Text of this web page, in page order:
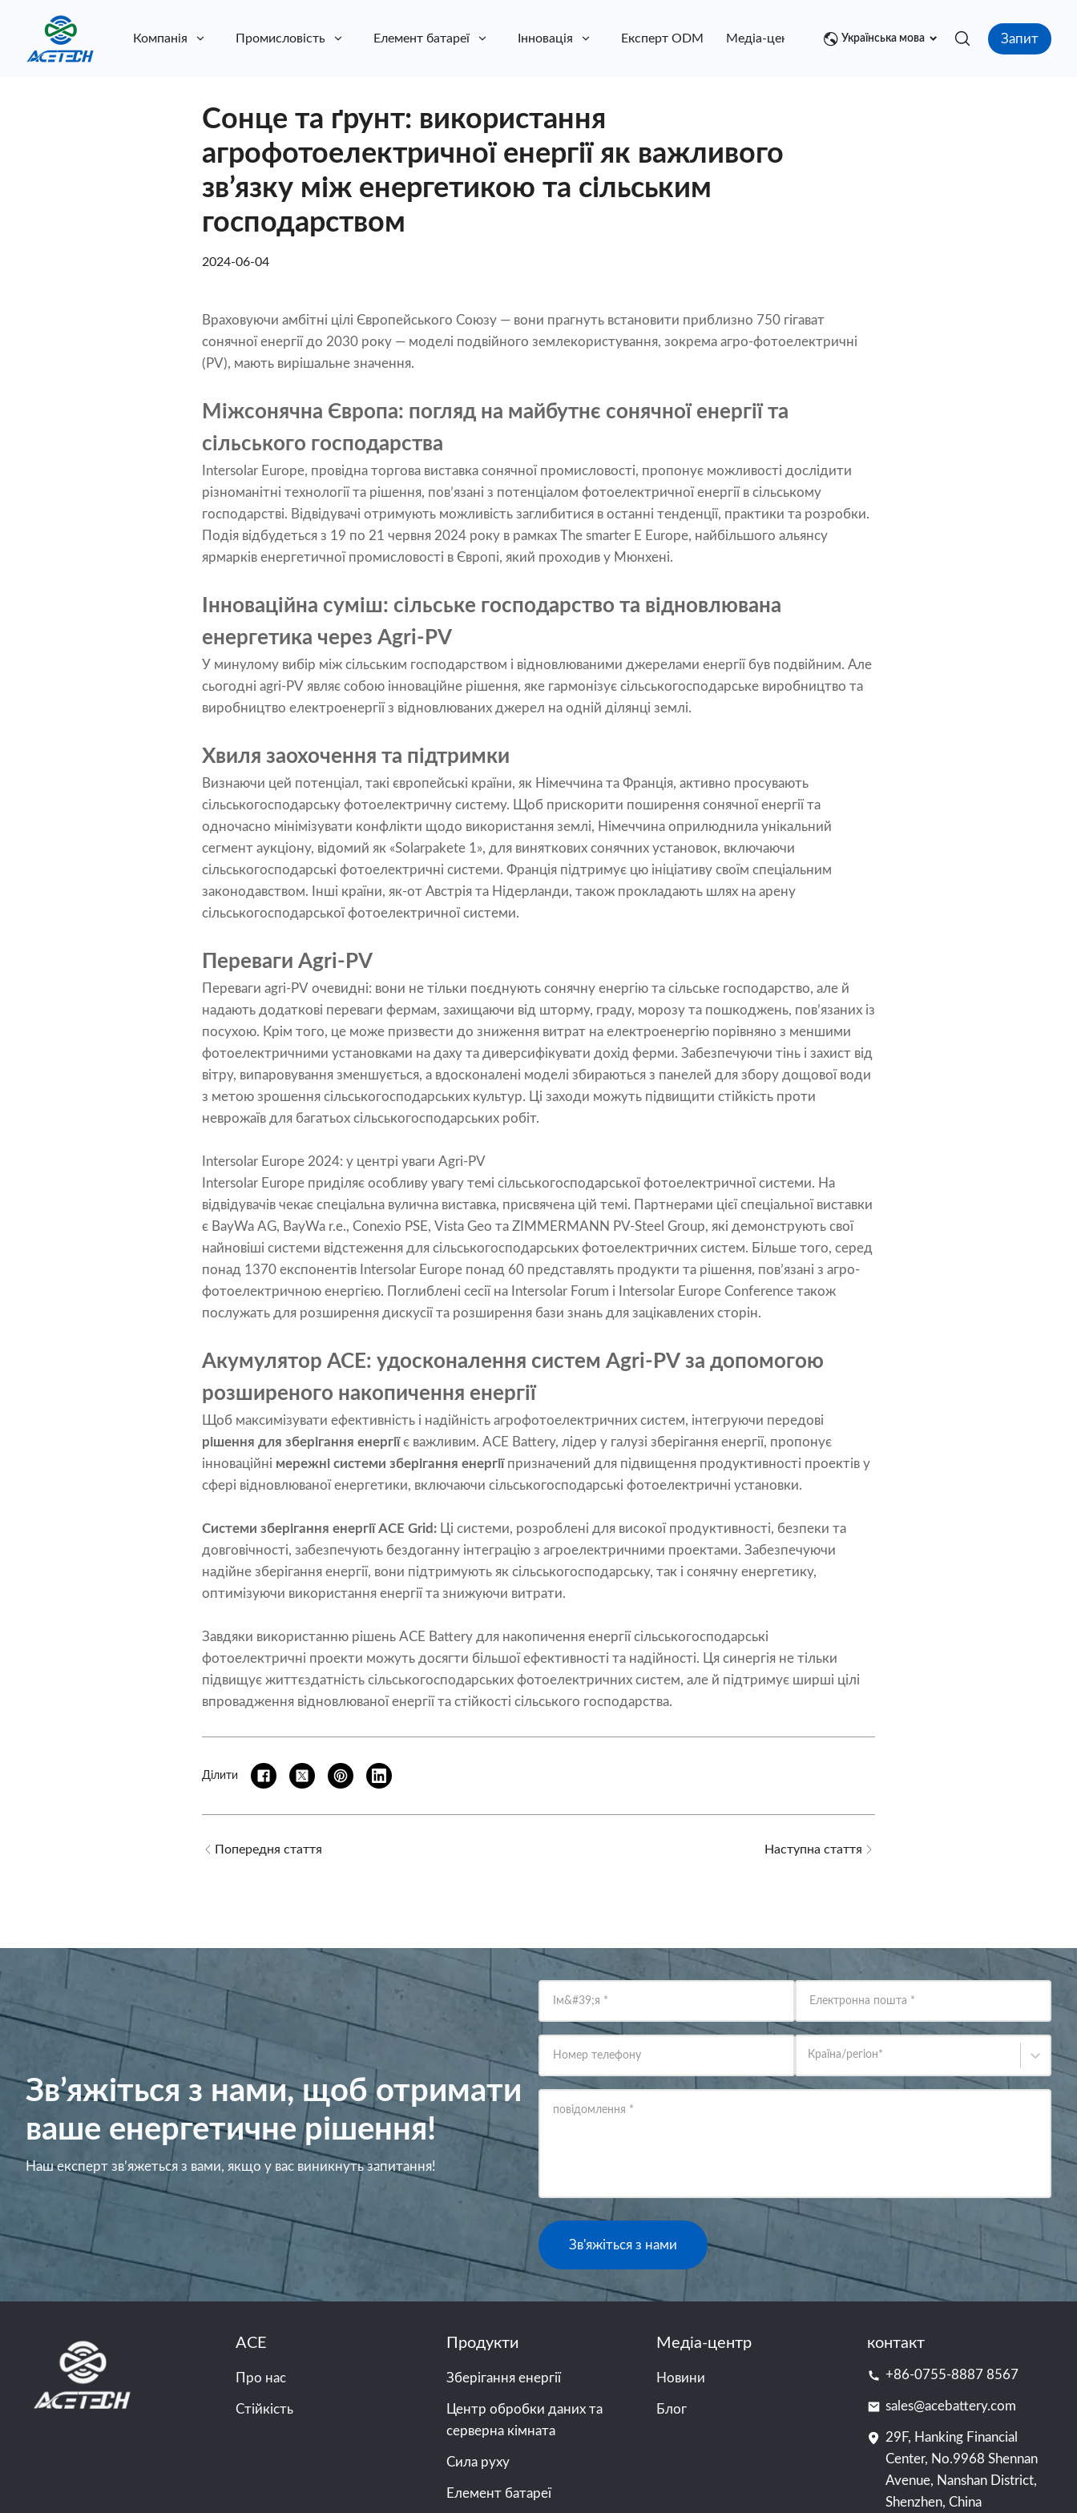
Компанія Промисловість Елемент батареї Інновація Експерт ODM Медіа-центр контакт
Українська мова Запит
Сонце та ґрунт: використання
агрофотоелектричної енергії як важливого
зв’язку між енергетикою та сільським
господарством
2024-06-04
Враховуючи амбітні цілі Європейського Союзу — вони прагнуть встановити приблизно 750 гігават
сонячної енергії до 2030 року — моделі подвійного землекористування, зокрема агро-фотоелектричні
(PV), мають вирішальне значення.
Міжсонячна Європа: погляд на майбутнє сонячної енергії та
сільського господарства
Intersolar Europe, провідна торгова виставка сонячної промисловості, пропонує можливості дослідити
різноманітні технології та рішення, пов’язані з потенціалом фотоелектричної енергії в сільському
господарстві. Відвідувачі отримують можливість заглибитися в останні тенденції, практики та розробки.
Подія відбудеться з 19 по 21 червня 2024 року в рамках The smarter E Europe, найбільшого альянсу
ярмарків енергетичної промисловості в Європі, який проходив у Мюнхені.
Інноваційна суміш: сільське господарство та відновлювана
енергетика через Agri-PV
У минулому вибір між сільським господарством і відновлюваними джерелами енергії був подвійним. Але
сьогодні agri-PV являє собою інноваційне рішення, яке гармонізує сільськогосподарське виробництво та
виробництво електроенергії з відновлюваних джерел на одній ділянці землі.
Хвиля заохочення та підтримки
Визнаючи цей потенціал, такі європейські країни, як Німеччина та Франція, активно просувають
сільськогосподарську фотоелектричну систему. Щоб прискорити поширення сонячної енергії та
одночасно мінімізувати конфлікти щодо використання землі, Німеччина оприлюднила унікальний
сегмент аукціону, відомий як «Solarpakete 1», для виняткових сонячних установок, включаючи
сільськогосподарські фотоелектричні системи. Франція підтримує цю ініціативу своїм спеціальним
законодавством. Інші країни, як-от Австрія та Нідерланди, також прокладають шлях на арену
сільськогосподарської фотоелектричної системи.
Переваги Agri-PV
Переваги agri-PV очевидні: вони не тільки поєднують сонячну енергію та сільське господарство, але й
надають додаткові переваги фермам, захищаючи від шторму, граду, морозу та пошкоджень, пов’язаних із
посухою. Крім того, це може призвести до зниження витрат на електроенергію порівняно з меншими
фотоелектричними установками на даху та диверсифікувати дохід ферми. Забезпечуючи тінь і захист від
вітру, випаровування зменшується, а вдосконалені моделі збираються з панелей для збору дощової води
з метою зрошення сільськогосподарських культур. Ці заходи можуть підвищити стійкість проти
неврожаїв для багатьох сільськогосподарських робіт.
Intersolar Europe 2024: у центрі уваги Agri-PV
Intersolar Europe приділяє особливу увагу темі сільськогосподарської фотоелектричної системи. На
відвідувачів чекає спеціальна вулична виставка, присвячена цій темі. Партнерами цієї спеціальної виставки
є BayWa AG, BayWa r.e., Conexio PSE, Vista Geo та ZIMMERMANN PV-Steel Group, які демонструють свої
найновіші системи відстеження для сільськогосподарських фотоелектричних систем. Більше того, серед
понад 1370 експонентів Intersolar Europe понад 60 представлять продукти та рішення, пов’язані з агро-
фотоелектричною енергією. Поглиблені сесії на Intersolar Forum і Intersolar Europe Conference також
послужать для розширення дискусії та розширення бази знань для зацікавлених сторін.
Акумулятор ACE: удосконалення систем Agri-PV за допомогою
розширеного накопичення енергії
Щоб максимізувати ефективність і надійність агрофотоелектричних систем, інтегруючи передові
рішення для зберігання енергіїє важливим. ACE Battery, лідер у галузі зберігання енергії, пропонує
інноваційні мережні системи зберігання енергіїпризначений для підвищення продуктивності проектів у
сфері відновлюваної енергетики, включаючи сільськогосподарські фотоелектричні установки.
Системи зберігання енергії ACE Grid: Ці системи, розроблені для високої продуктивності, безпеки та
довговічності, забезпечують бездоганну інтеграцію з агроелектричними проектами. Забезпечуючи
надійне зберігання енергії, вони підтримують як сільськогосподарську, так і сонячну енергетику,
оптимізуючи використання енергії та знижуючи витрати.
Завдяки використанню рішень ACE Battery для накопичення енергії сільськогосподарські
фотоелектричні проекти можуть досягти більшої ефективності та надійності. Ця синергія не тільки
підвищує життєздатність сільськогосподарських фотоелектричних систем, але й підтримує ширші цілі
впровадження відновлюваної енергії та стійкості сільського господарства.
Ділити
Попередня стаття Наступна стаття
Зв’яжіться з нами, щоб отримати
ваше енергетичне рішення!
Наш експерт зв’яжеться з вами, якщо у вас виникнуть запитання!
Ім&#39;я * Електронна пошта *
Номер телефону Країна/регіон*
повідомлення *
Зв'яжіться з нами
ACE
Про нас
Стійкість
Продукти
Зберігання енергії
Центр обробки даних та
серверна кімната
Сила руху
Елемент батареї
Медіа-центр
Новини
Блог
контакт
+86-0755-8887 8567
sales@acebattery.com
29F, Hanking Financial
Center, No.9968 Shennan
Avenue, Nanshan District,
Shenzhen, China